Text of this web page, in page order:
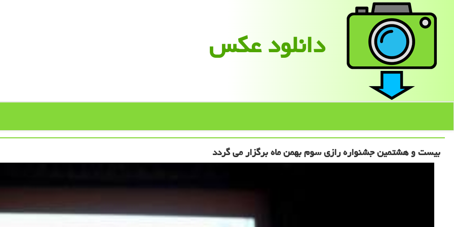
دانلود عكس
بیست و هشتمین جشنواره رازی سوم بهمن ماه برگزار می گردد